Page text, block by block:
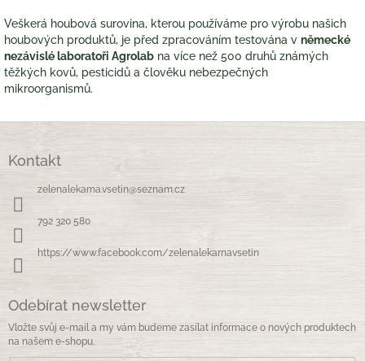
Veškerá houbová surovina, kterou používáme pro výrobu našich
houbových produktů, je před zpracováním testována v německé
nezávislé laboratoři Agrolab na více než 500 druhů známých
těžkých kovů, pesticidů a člověku nebezpečných
mikroorganismů.
Kontakt
zelenalekarna.vsetin@seznam.cz
792 320 580
https://www.facebook.com/zelenalekarnavsetin
Odebírat newsletter
Vložte svůj e-mail a my vám budeme zasílat informace o nových produktech
na našem e-shopu.